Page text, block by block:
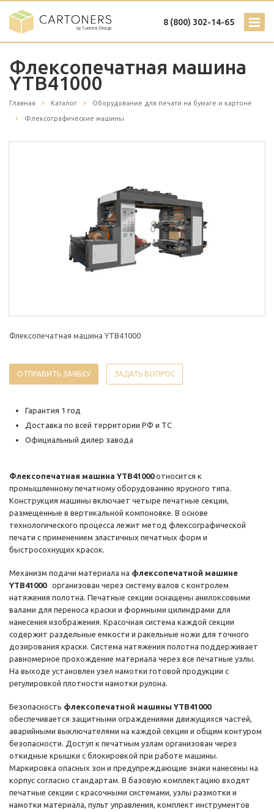
8 (800) 302-14-65
Флексопечатная машина
YTB41000
Главная Каталог Оборудование для печати на бумаге и картоне
Флексографические машины
Флексопечатная машина YTB41000
ОТПРАВИТЬ ЗАЯВКУ ЗАДАТЬ ВОПРОС
Гарантия 1 год
Доставка по всей территории РФ и ТС
Официальный дилер завода
Флексопечатная машина YTB41000относится к
промышленному печатному оборудованию ярусного типа.
Конструкция машины включает четыре печатные секции,
размещенные в вертикальной компоновке. В основе
технологического процесса лежит метод флексографической
печати с применением эластичных печатных форм и
быстросохнущих красок.
Механизм подачи материала на флексопечатной машине
YTB41000организован через систему валов с контролем
натяжения полотна. Печатные секции оснащены анилоксовыми
валами для переноса краски и формными цилиндрами для
нанесения изображения. Красочная система каждой секции
содержит раздельные емкости и ракельные ножи для точного
дозирования краски. Система натяжения полотна поддерживает
равномерное прохождение материала через все печатные узлы.
На выходе установлен узел намотки готовой продукции с
регулировкой плотности намотки рулона.
Безопасность флексопечатной машины YTB41000
обеспечивается защитными ограждениями движущихся частей,
аварийными выключателями на каждой секции и общим контуром
безопасности. Доступ к печатным узлам организован через
откидные крышки с блокировкой при работе машины.
Маркировка опасных зон и предупреждающие знаки нанесены на
корпус согласно стандартам. В базовую комплектацию входят
печатные секции с красочными системами, узлы размотки и
намотки материала, пульт управления, комплект инструментов